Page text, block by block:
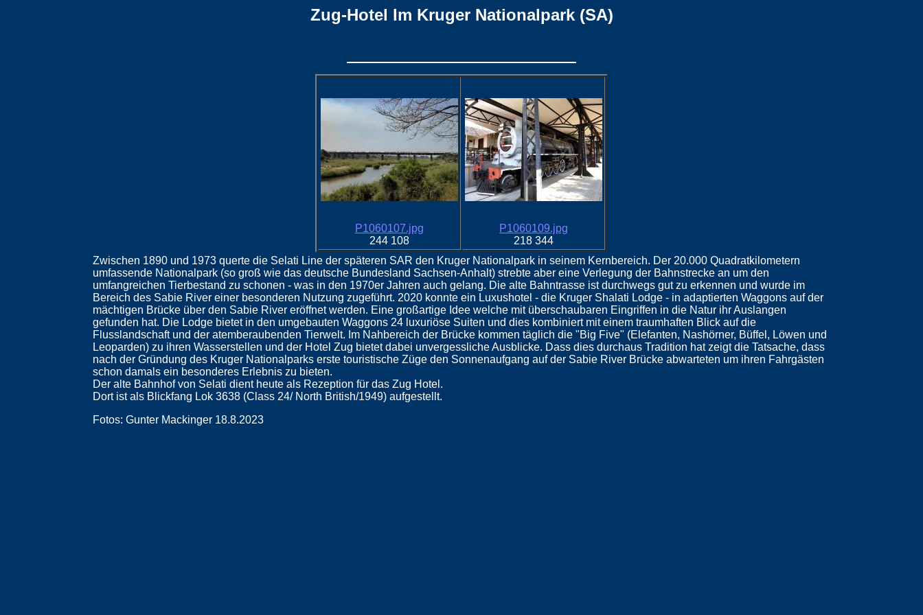
Zug-Hotel Im Kruger Nationalpark (SA)
P1060107.jpg
244 108
P1060109.jpg
218 344
Zwischen 1890 und 1973 querte die Selati Line der späteren SAR den Kruger Nationalpark in seinem Kernbereich. Der 20.000 Quadratkilometern
umfassende Nationalpark (so groß wie das deutsche Bundesland Sachsen-Anhalt) strebte aber eine Verlegung der Bahnstrecke an um den
umfangreichen Tierbestand zu schonen - was in den 1970er Jahren auch gelang. Die alte Bahntrasse ist durchwegs gut zu erkennen und wurde im
Bereich des Sabie River einer besonderen Nutzung zugeführt. 2020 konnte ein Luxushotel - die Kruger Shalati Lodge - in adaptierten Waggons auf der
mächtigen Brücke über den Sabie River eröffnet werden. Eine großartige Idee welche mit überschaubaren Eingriffen in die Natur ihr Auslangen
gefunden hat. Die Lodge bietet in den umgebauten Waggons 24 luxuriöse Suiten und dies kombiniert mit einem traumhaften Blick auf die
Flusslandschaft und der atemberaubenden Tierwelt. Im Nahbereich der Brücke kommen täglich die "Big Five" (Elefanten, Nashörner, Büffel, Löwen und
Leoparden) zu ihren Wasserstellen und der Hotel Zug bietet dabei unvergessliche Ausblicke. Dass dies durchaus Tradition hat zeigt die Tatsache, dass
nach der Gründung des Kruger Nationalparks erste touristische Züge den Sonnenaufgang auf der Sabie River Brücke abwarteten um ihren Fahrgästen
schon damals ein besonderes Erlebnis zu bieten.
Der alte Bahnhof von Selati dient heute als Rezeption für das Zug Hotel.
Dort ist als Blickfang Lok 3638 (Class 24/ North British/1949) aufgestellt.
Fotos: Gunter Mackinger 18.8.2023